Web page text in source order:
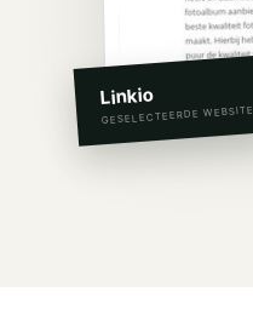
Linkio
GESELECTEERDE WEBSITE